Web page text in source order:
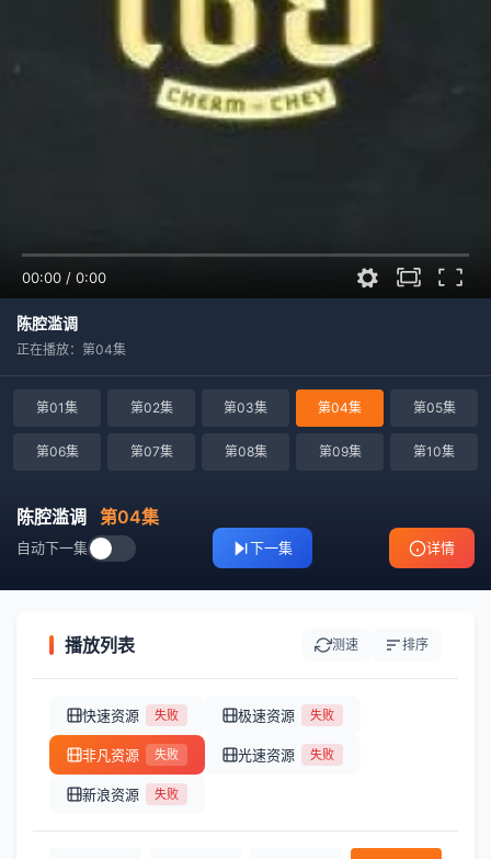
00:00 / 0:00
陈腔滥调
正在播放：第04集
第01集 第02集 第03集 第04集 第05集
第06集 第07集 第08集 第09集 第10集
陈腔滥调 第04集
自动下一集 下一集 详情
播放列表 测速 排序
快速资源 失败 极速资源 失败
非凡资源 失败 光速资源 失败
新浪资源 失败